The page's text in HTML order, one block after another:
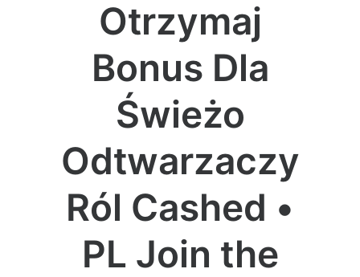
Otrzymaj
Bonus Dla
Świeżo
Odtwarzaczy
Ról Cashed •
PL Join the